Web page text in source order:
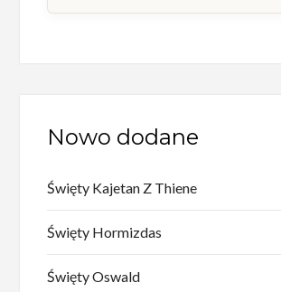
Nowo dodane
Święty Kajetan Z Thiene
Święty Hormizdas
Święty Oswald